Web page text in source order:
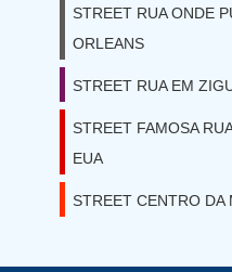
STREET RUA ONDE
ORLEANS
STREET RUA EM
STREET FAMOSA
EUA
STREET CENTRO DA